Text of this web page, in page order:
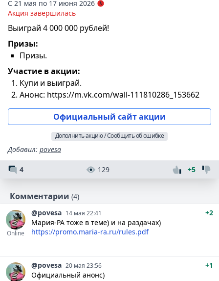
С 21 мая по 17 июня 2026
Акция завершилась
Выиграй 4 000 000 рублей!
Призы:
Призы.
Участие в акции:
Купи и выиграй.
Анонс: https://m.vk.com/wall-111810286_153662
Официальный сайт акции
Дополнить акцию / Сообщить об ошибке
Добавил: povesa
4 129 +5
Комментарии (4)
Online
@povesa 14 мая 22:41
+2
Мария-РА тоже в теме) и на раздачах)
https://promo.maria-ra.ru/rules.pdf
@povesa 20 мая 23:56
+1
Официальный анонс)